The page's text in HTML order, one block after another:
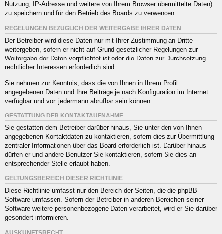
Nutzung, IP-Adresse und weitere von Ihrem Browser übermittelte Daten)
zu speichern und für den Betrieb des Boards zu verwenden.
REGELUNGEN BEZÜGLICH DER WEITERGABE IHRER DATEN
Der Betreiber wird diese Daten nur mit Ihrer Zustimmung an Dritte
weitergeben, sofern er nicht auf Grund gesetzlicher Regelungen zur
Weitergabe der Daten verpflichtet ist oder die Daten zur Durchsetzung
rechtlicher Interessen erforderlich sind.
Sie nehmen zur Kenntnis, dass die von Ihnen in Ihrem Profil
angegebenen Daten und Ihre Beiträge je nach Konfiguration im Internet
verfügbar und von jedermann abrufbar sein können.
GESTATTUNG DER KONTAKTAUFNAHME
Sie gestatten dem Betreiber darüber hinaus, Sie unter den von Ihnen
angegebenen Kontaktdaten zu kontaktieren, sofern dies zur Übermittlung
zentraler Informationen über das Board erforderlich ist. Darüber hinaus
dürfen er und andere Benutzer Sie kontaktieren, sofern Sie dies an
entsprechender Stelle erlaubt haben.
GELTUNGSBEREICH DIESER RICHTLINIE
Diese Richtlinie umfasst nur den Bereich der Seiten, die die phpBB-
Software umfassen. Sofern der Betreiber in anderen Bereichen seiner
Software weitere personenbezogene Daten verarbeitet, wird er Sie darüber
gesondert informieren.
AUSKUNFTSRECHT